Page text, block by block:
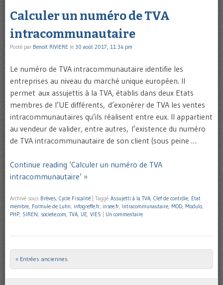
Calculer un numéro de TVA
intracommunautaire
Posté par Benoît RIVIERE le 30 août 2017, 11:34 pm
Le numéro de TVA intracommunautaire identifie les
entreprises au niveau du marché unique européen. Il
permet aux assujettis à la TVA, établis dans deux Etats
membres de l’UE différents, d’exonérer de TVA les ventes
intracommunautaires qu’ils réalisent entre eux. Il appartient
au vendeur de valider, entre autres, l’existence du numéro
de TVA intracommunautaire de son client (sous peine …
Continue reading ‘Calculer un numéro de TVA
intracommunautaire’ »
Archivé sous Brèves, Cycle Fiscalité Taggé Assujetti à la TVA, Clef de contrôle, Etat
membre, Formule de Luhn, infogreffe.fr, insee.fr, Intracommunautaire, MOD, Modulo,
PHP, SIREN, societe.com, TVA, UE, VIES Un commentaire
Post navigation
« Entrées anciennes